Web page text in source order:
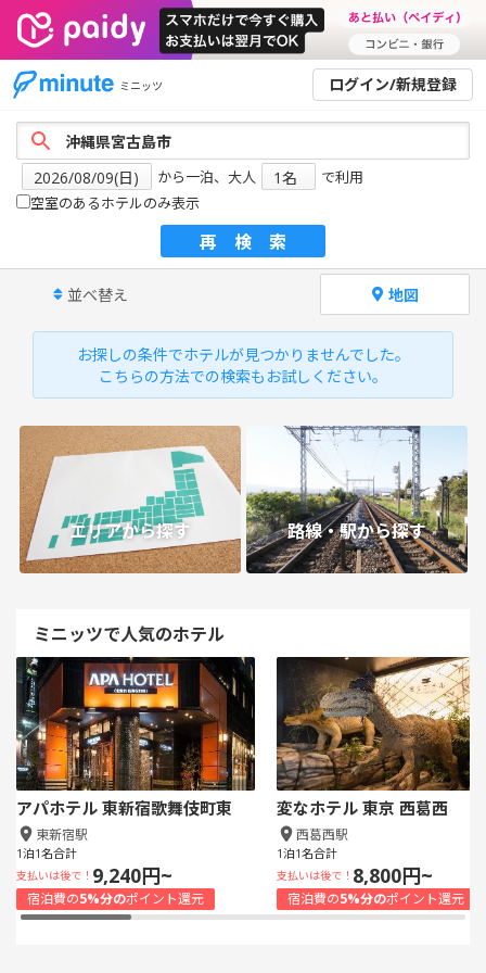
ミニッツ ログイン/新規登録
から一泊、大人
で利用
空室のあるホテルのみ表示
再検索
並べ替え 地図
お探しの条件でホテルが見つかりませんでした。
こちらの方法での検索もお試しください。
エリアから探す 路線・駅から探す
ミニッツで人気のホテル
アパホテル 東新宿歌舞伎町東
東新宿駅
1泊1名合計
支払いは後で！ 9,240円~
宿泊費の5%分のポイント還元
変なホテル 東京 西葛西
西葛西駅
1泊1名合計
支払いは後で！ 8,800円~
宿泊費の5%分のポイント還元